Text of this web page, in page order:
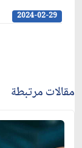
2024-02-29
مقالات مرتبطة